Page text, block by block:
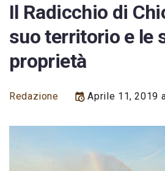
Il Radicchio di
suo territorio e le
proprietà
Redazione Aprile 11, 2019